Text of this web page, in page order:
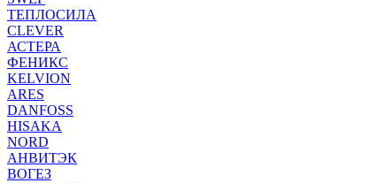
ТЕПЛОСИЛА
CLEVER
АСТЕРА
ФЕНИКС
KELVION
ARES
DANFOSS
HISAKA
NORD
АНВИТЭК
ВОГЕЗ